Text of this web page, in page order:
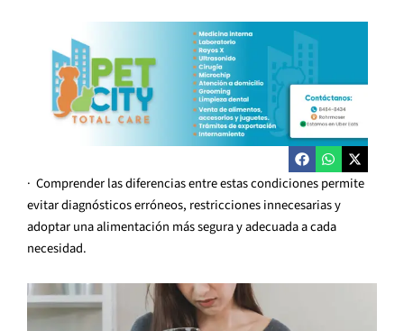
· Comprender las diferencias entre estas condiciones permite
evitar diagnósticos erróneos, restricciones innecesarias y
adoptar una alimentación más segura y adecuada a cada
necesidad.